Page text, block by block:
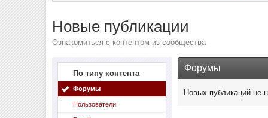
Новые публикации
Ознакомиться с контентом из сообщества
По типу контента
Форумы
Пользователи
Форумы
Новых публикаций не